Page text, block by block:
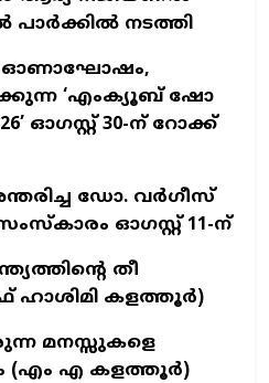
നടത്തി
ഓണാഘോഷം,
‘എംക്യൂബ് ഷോ
ഓഗസ്റ്റ് 30-ന് റോക്ക്
ഡോ. വര്‍ഗീസ്
സംസ്‌കാരം ഓഗസ്റ്റ് 11-ന്‌
തീ
കളത്തൂർ)
മനസ്സുകളെ
(എം എ കളത്തൂർ)